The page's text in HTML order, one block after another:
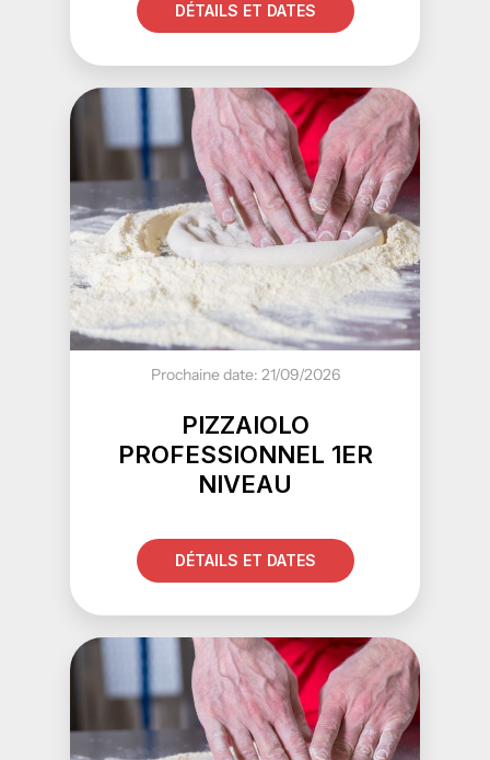
DÉTAILS ET DATES
Prochaine date: 21/09/2026
PIZZAIOLO
PROFESSIONNEL 1ER
NIVEAU
DÉTAILS ET DATES